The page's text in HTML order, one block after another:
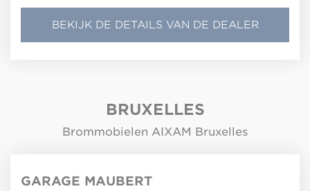
BEKIJK DE DETAILS VAN DE DEALER
BRUXELLES
Brommobielen AIXAM Bruxelles
GARAGE MAUBERT